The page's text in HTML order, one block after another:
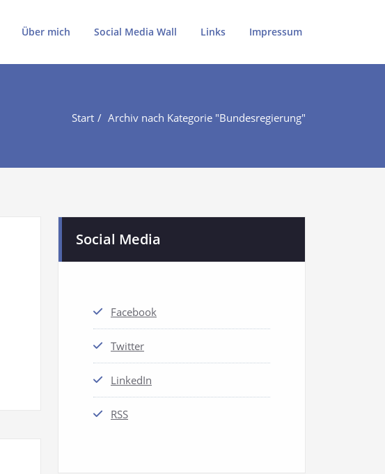
Über mich Social Media Wall Links Impressum
Start Archiv nach Kategorie "Bundesregierung"
Social Media
Facebook
Twitter
LinkedIn
RSS